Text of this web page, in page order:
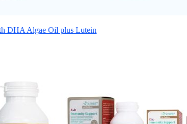
DHA Algae Oil plus Lutein